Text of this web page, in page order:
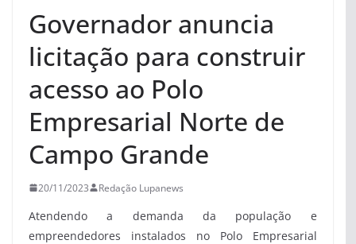
Governador anuncia
licitação para construir
acesso ao Polo
Empresarial Norte de
Campo Grande
20/11/2023 Redação Lupanews
Atendendo a demanda da população e
empreendedores instalados no Polo Empresarial